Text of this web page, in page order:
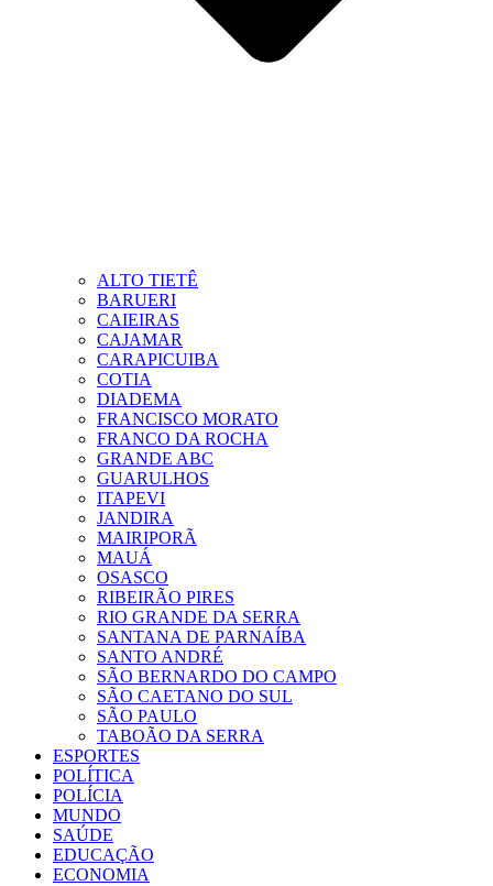
ALTO TIETÊ
BARUERI
CAIEIRAS
CAJAMAR
CARAPICUIBA
COTIA
DIADEMA
FRANCISCO MORATO
FRANCO DA ROCHA
GRANDE ABC
GUARULHOS
ITAPEVI
JANDIRA
MAIRIPORÃ
MAUÁ
OSASCO
RIBEIRÃO PIRES
RIO GRANDE DA SERRA
SANTANA DE PARNAÍBA
SANTO ANDRÉ
SÃO BERNARDO DO CAMPO
SÃO CAETANO DO SUL
SÃO PAULO
TABOÃO DA SERRA
ESPORTES
POLÍTICA
POLÍCIA
MUNDO
SAÚDE
EDUCAÇÃO
ECONOMIA